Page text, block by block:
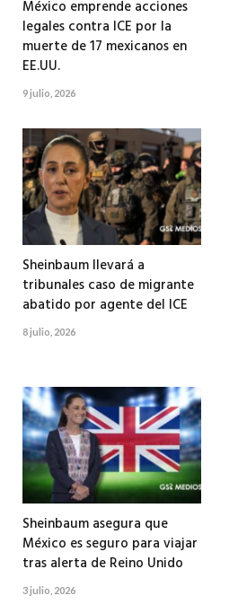
México emprende acciones
legales contra ICE por la
muerte de 17 mexicanos en
EE.UU.
9 julio, 2026
Sheinbaum llevará a
tribunales caso de migrante
abatido por agente del ICE
8 julio, 2026
Sheinbaum asegura que
México es seguro para viajar
tras alerta de Reino Unido
3 julio, 2026